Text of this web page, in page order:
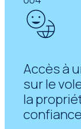
Accès à
sur le
la
confiance